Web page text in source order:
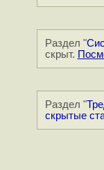
Раздел "
скрыт.
Раздел "
скрытые